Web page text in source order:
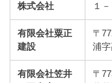
株式会社
１－
有限会社粟正
建設
〒
浦
有限会社笠井
〒